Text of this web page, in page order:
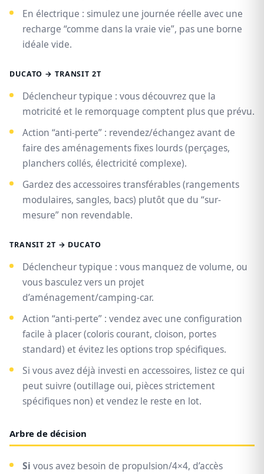
En électrique : simulez une journée réelle avec une
recharge “comme dans la vraie vie”, pas une borne
idéale vide.
DUCATO → TRANSIT 2T
Déclencheur typique : vous découvrez que la
motricité et le remorquage comptent plus que prévu.
Action “anti-perte” : revendez/échangez avant de
faire des aménagements fixes lourds (perçages,
planchers collés, électricité complexe).
Gardez des accessoires transférables (rangements
modulaires, sangles, bacs) plutôt que du “sur-
mesure” non revendable.
TRANSIT 2T → DUCATO
Déclencheur typique : vous manquez de volume, ou
vous basculez vers un projet
d’aménagement/camping-car.
Action “anti-perte” : vendez avec une configuration
facile à placer (coloris courant, cloison, portes
standard) et évitez les options trop spécifiques.
Si vous avez déjà investi en accessoires, listez ce qui
peut suivre (outillage oui, pièces strictement
spécifiques non) et vendez le reste en lot.
Arbre de décision
Si vous avez besoin de propulsion/4×4, d’accès